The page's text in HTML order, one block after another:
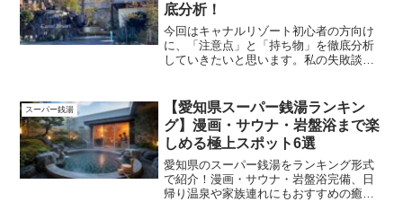
底分析！
今回はキャナルリゾート初心者の方向け
に、「注意点」と「持ち物」を徹底分析
していきたいと思います。私の失敗談を
してください。
スーパー銭湯
【愛知県スーパー銭湯ランキン
グ】漫画・サウナ・岩盤浴まで楽
しめる極上スポット6選
愛知県のスーパー銭湯をランキング形式
で紹介！漫画・サウナ・岩盤浴完備、日
帰り温泉や家族連れにもおすすめの癒し